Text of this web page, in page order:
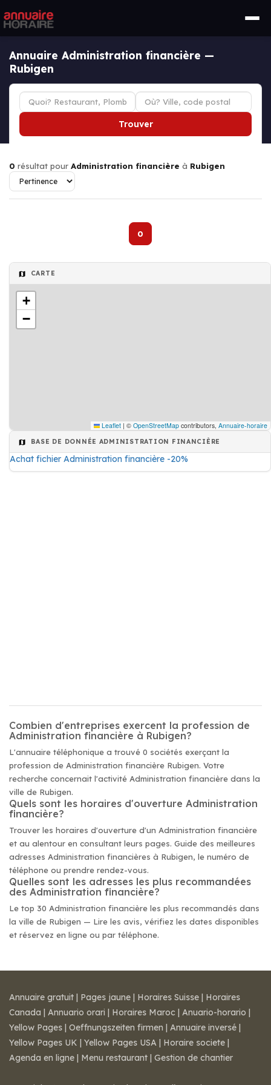
Annuaire Administration financière —
Rubigen
Trouver
0 résultat pour Administration financière à Rubigen
0
CARTE
+
−
Leaflet | © OpenStreetMap contributors, Annuaire-horaire
BASE DE DONNÉE ADMINISTRATION FINANCIÈRE
Achat fichier Administration financière -20%
Combien d'entreprises exercent la profession de
Administration financière à Rubigen?
L'annuaire téléphonique a trouvé 0 sociétés exerçant la
profession de Administration financière Rubigen. Votre
recherche concernait l'activité Administration financière dans la
ville de Rubigen.
Quels sont les horaires d'ouverture Administration
financière?
Trouver les horaires d'ouverture d'un Administration financière
et au alentour en consultant leurs pages. Guide des meilleures
adresses Administration financières à Rubigen, le numéro de
téléphone ou prendre rendez-vous.
Quelles sont les adresses les plus recommandées
des Administration financière?
Le top 30 Administration financière les plus recommandés dans
la ville de Rubigen — Lire les avis, vérifiez les dates disponibles
et réservez en ligne ou par téléphone.
Annuaire gratuit | Pages jaune | Horaires Suisse | Horaires
Canada | Annuario orari | Horaires Maroc | Anuario-horario |
Yellow Pages | Oeffnungszeiten firmen | Annuaire inversé |
Yellow Pages UK | Yellow Pages USA | Horaire societe |
Agenda en ligne | Menu restaurant | Gestion de chantier